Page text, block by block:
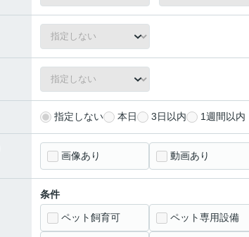
指定しない 本日 3日以内 1週間以内
画像あり 動画あり
条件
ペット飼育可 ペット専用設備